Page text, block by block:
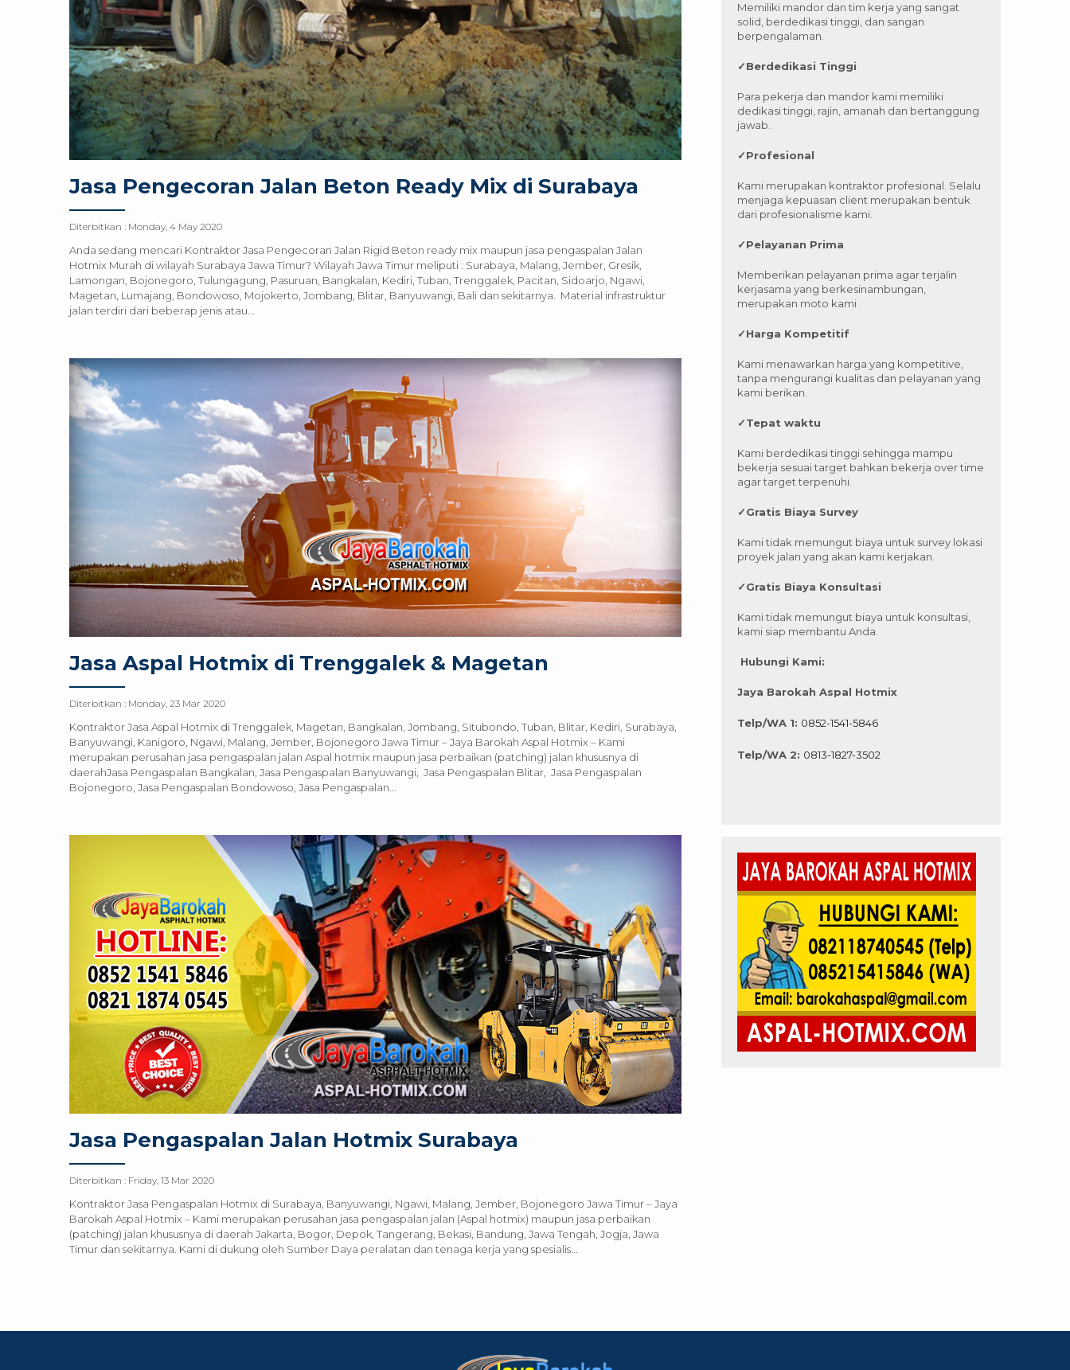
Jasa Pengecoran Jalan Beton Ready Mix di Surabaya
Diterbitkan : Monday, 4 May 2020
Anda sedang mencari Kontraktor Jasa Pengecoran Jalan Rigid Beton ready mix maupun jasa pengaspalan Jalan
Hotmix Murah di wilayah Surabaya Jawa Timur? Wilayah Jawa Timur meliputi : Surabaya, Malang, Jember, Gresik,
Lamongan, Bojonegoro, Tulungagung, Pasuruan, Bangkalan, Kediri, Tuban, Trenggalek, Pacitan, Sidoarjo, Ngawi,
Magetan, Lumajang, Bondowoso, Mojokerto, Jombang, Blitar, Banyuwangi, Bali dan sekitarnya. Material infrastruktur
jalan terdiri dari beberap jenis atau...
Jasa Aspal Hotmix di Trenggalek & Magetan
Diterbitkan : Monday, 23 Mar 2020
Kontraktor Jasa Aspal Hotmix di Trenggalek, Magetan, Bangkalan, Jombang, Situbondo, Tuban, Blitar, Kediri, Surabaya,
Banyuwangi, Kanigoro, Ngawi, Malang, Jember, Bojonegoro Jawa Timur – Jaya Barokah Aspal Hotmix – Kami
merupakan perusahan jasa pengaspalan jalan Aspal hotmix maupun jasa perbaikan (patching) jalan khususnya di
daerahJasa Pengaspalan Bangkalan, Jasa Pengaspalan Banyuwangi, Jasa Pengaspalan Blitar, Jasa Pengaspalan
Bojonegoro, Jasa Pengaspalan Bondowoso, Jasa Pengaspalan...
Jasa Pengaspalan Jalan Hotmix Surabaya
Diterbitkan : Friday, 13 Mar 2020
Kontraktor Jasa Pengaspalan Hotmix di Surabaya, Banyuwangi, Ngawi, Malang, Jember, Bojonegoro Jawa Timur – Jaya
Barokah Aspal Hotmix – Kami merupakan perusahan jasa pengaspalan jalan (Aspal hotmix) maupun jasa perbaikan
(patching) jalan khususnya di daerah Jakarta, Bogor, Depok, Tangerang, Bekasi, Bandung, Jawa Tengah, Jogja, Jawa
Timur dan sekitarnya. Kami di dukung oleh Sumber Daya peralatan dan tenaga kerja yang spesialis...
Memiliki mandor dan tim kerja yang sangat
solid, berdedikasi tinggi, dan sangan
berpengalaman.
✓Berdedikasi Tinggi
Para pekerja dan mandor kami memiliki
dedikasi tinggi, rajin, amanah dan bertanggung
jawab.
✓Profesional
Kami merupakan kontraktor profesional. Selalu
menjaga kepuasan client merupakan bentuk
dari profesionalisme kami.
✓Pelayanan Prima
Memberikan pelayanan prima agar terjalin
kerjasama yang berkesinambungan,
merupakan moto kami
✓Harga Kompetitif
Kami menawarkan harga yang kompetitive,
tanpa mengurangi kualitas dan pelayanan yang
kami berikan.
✓Tepat waktu
Kami berdedikasi tinggi sehingga mampu
bekerja sesuai target bahkan bekerja over time
agar target terpenuhi.
✓Gratis Biaya Survey
Kami tidak memungut biaya untuk survey lokasi
proyek jalan yang akan kami kerjakan.
✓Gratis Biaya Konsultasi
Kami tidak memungut biaya untuk konsultasi,
kami siap membantu Anda.
Hubungi Kami:
Jaya Barokah Aspal Hotmix
Telp/WA 1: 0852-1541-5846
Telp/WA 2: 0813-1827-3502